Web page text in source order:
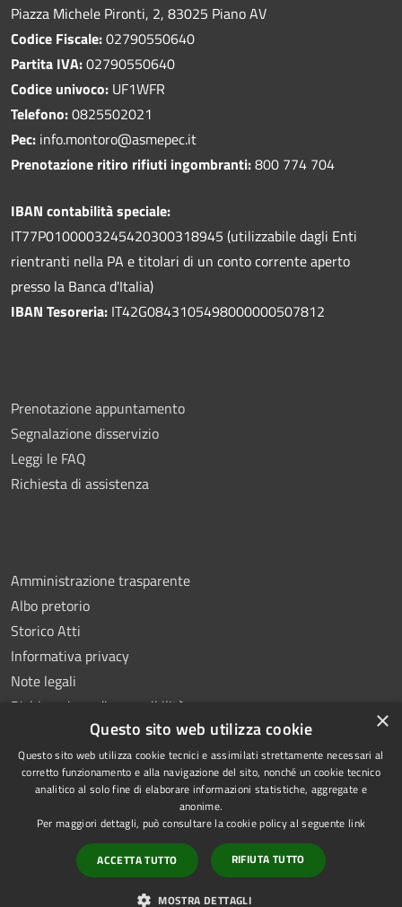
Piazza Michele Pironti, 2, 83025 Piano AV
Codice Fiscale:02790550640
Partita IVA:02790550640
Codice univoco: UF1WFR
Telefono:0825502021
Pec: info.montoro@asmepec.it
Prenotazione ritiro rifiuti ingombranti:800 774 704
IBAN contabilità speciale:
IT77P0100003245420300318945 (utilizzabile dagli Enti
rientranti nella PA e titolari di un conto corrente aperto
presso la Banca d'Italia)
IBAN Tesoreria: IT42G0843105498000000507812
Prenotazione appuntamento
Segnalazione disservizio
Leggi le FAQ
Richiesta di assistenza
Amministrazione trasparente
Albo pretorio
Storico Atti
Informativa privacy
Note legali
Dichiarazione di accessibilità
RSS
Accessibilità
Copyright © 2026 • Comune di
Montoro • Powered by
Municipium•Accesso
redazione
×
Questo sito web utilizza cookie
Questo sito web utilizza cookie tecnici e assimilati strettamente necessari al
corretto funzionamento e alla navigazione del sito, nonché un cookie tecnico
analitico al solo fine di elaborare informazioni statistiche, aggregate e
anonime.
Per maggiori dettagli, può consultare la cookie policy al seguente link
ACCETTA TUTTO RIFIUTA TUTTO
MOSTRA DETTAGLI